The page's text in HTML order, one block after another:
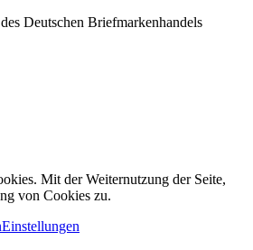
Deutschen Briefmarkenhandels
Mit der Weiternutzung der Seite,
von Cookies zu.
Einstellungen